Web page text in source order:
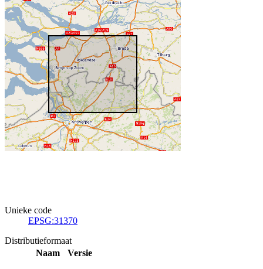
Unieke code
EPSG:31370
Distributieformaat
Naam
Versie